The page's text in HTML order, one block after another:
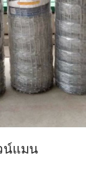
น์แมน